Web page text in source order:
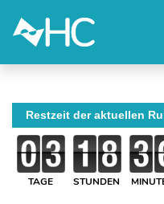
Restzeit der aktuellen
TAGE STUNDEN